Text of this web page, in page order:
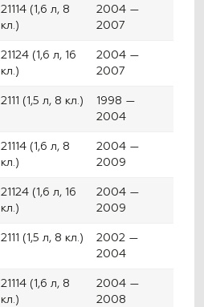
21114 (1,6 л, 8
кл.)
2004 —
2007
21124 (1,6 л, 16
кл.)
2004 —
2007
2111 (1,5 л, 8 кл.)
1998 —
2004
21114 (1,6 л, 8
кл.)
2004 —
2009
21124 (1,6 л, 16
кл.)
2004 —
2009
2111 (1,5 л, 8 кл.)
2002 —
2004
21114 (1,6 л, 8
кл.)
2004 —
2008